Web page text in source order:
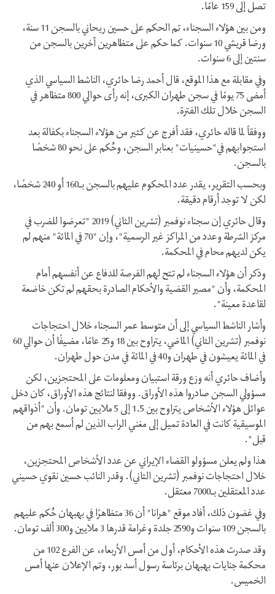
تصل إلى 159 عامًا.
ومن بين هؤلاء السجناء، تم الحكم على حسين ريحاني بالسجن 11 سنة،
ورضا قريشي 10 سنوات. كما حكم على متظاهرين آخرين بالسجن من
سنتين إلى 6 سنوات.
وفي مقابلة مع هذا الموقع، قال أحمد رضا حائري، الناشط السياسي الذي
أمضى 75 يومًا في سجن طهران الكبرى، إنه رأى حوالي 800 متظاهر في
السجن خلال تلك الفترة.
ووفقاً لما قاله حائري، فقد أفرج عن كثير من هؤلاء السجناء بكفالة بعد
استجوابهم في"حسينيات" بعنابر السجن، وحُكم على نحو 80 شخصًا
بالسجن.
وبحسب التقرير، يقدر عدد المحكوم عليهم بالسجن بـ160 أو 240 شخصًا،
لكن لا توجد أرقام دقيقة.
وقال حائري إن سجناء نوفمبر (تشرين الثاني) 2019 "تعرضوا للضرب في
مركز الشرطة وعدد من المراكز غير الرسمية"، وإن "70 في المائة" منهم لم
يكن لديهم محام في المحكمة.
وذكر أن هؤلاء السجناء لم تتح لهم الفرصة للدفاع عن أنفسهم أمام
المحكمة، وأن "مصير القضية والأحكام الصادرة بحقهم لم تكن خاضعة
لقاعدة معينة".
وأشار الناشط السياسي إلى أن متوسط عمر السجناء خلال احتجاجات
نوفمبر (تشرين الثاني) الماضي، يتراوح بين 18 و25 عامًا، مضيفًا أن حوالي 60
في المائة يعيشون في طهران و40 في المائة في مدن حول طهران.
وأضاف حائري أنه وزع ورقة استبيان ومعلومات على المحتجزين، لكن
مسؤولي السجن صادروا هذه الأوراق. ووفقا لنتائج هذه الأوراق، كان دخل
عوائل هؤلاء الأشخاص يتراوح بين 1.5 إلى 5 ملايين تومان. وأن "أذواقهم
الموسيقية كانت في العادة تميل إلى مغني الراب الذين لم أسمع بهم من
قبل".
هذا ولم يعلن مسؤولو القضاء الإيراني عن عدد الأشخاص المحتجزين،
خلال احتجاجات نوفمبر (تشرين الثاني). وقدر النائب حسين نقوي حسيني
عدد المعتقلين بـ7000 معتقل.
وفي غضون ذلك، أفاد موقع "هرانا" أن 36 متظاهرًا في بهبهان حُكم عليهم
بالسجن 109 سنوات و2590 جلدة وغرامة قدرها 3 ملايين و300 ألف تومان.
وقد صدرت هذه الأحكام، أول من أمس الأربعاء، عن الفرع 102 من
محكمة جنايات بهبهان برئاسة رسول أسد بور، وتم الإعلان عنها أمس
الخميس.